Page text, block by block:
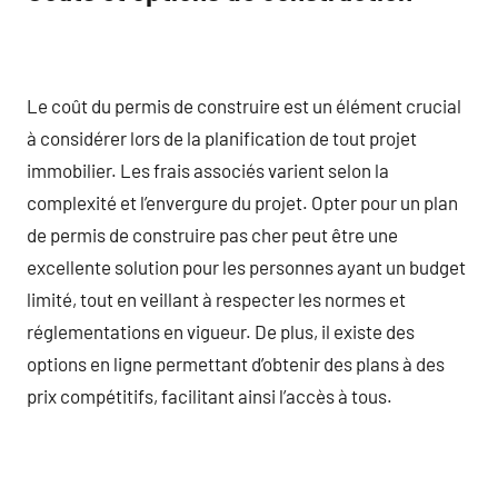
Le coût du permis de construire est un élément crucial
à considérer lors de la planification de tout projet
immobilier. Les frais associés varient selon la
complexité et l’envergure du projet. Opter pour un plan
de permis de construire pas cher peut être une
excellente solution pour les personnes ayant un budget
limité, tout en veillant à respecter les normes et
réglementations en vigueur. De plus, il existe des
options en ligne permettant d’obtenir des plans à des
prix compétitifs, facilitant ainsi l’accès à tous.